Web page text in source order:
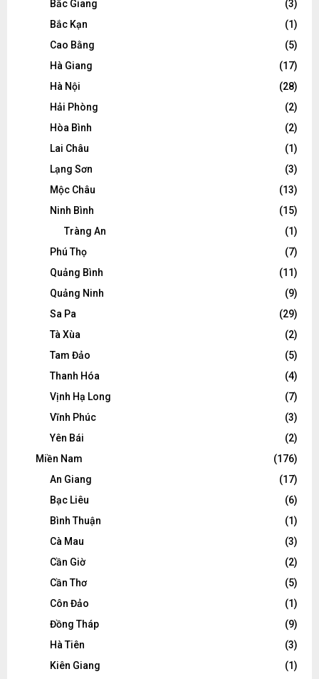
Bắc Giang
(3)
Bắc Kạn
(1)
Cao Bằng
(5)
Hà Giang
(17)
Hà Nội
(28)
Hải Phòng
(2)
Hòa Bình
(2)
Lai Châu
(1)
Lạng Sơn
(3)
Mộc Châu
(13)
Ninh Bình
(15)
Tràng An
(1)
Phú Thọ
(7)
Quảng Bình
(11)
Quảng Ninh
(9)
Sa Pa
(29)
Tà Xùa
(2)
Tam Đảo
(5)
Thanh Hóa
(4)
Vịnh Hạ Long
(7)
Vĩnh Phúc
(3)
Yên Bái
(2)
Miền Nam
(176)
An Giang
(17)
Bạc Liêu
(6)
Bình Thuận
(1)
Cà Mau
(3)
Cần Giờ
(2)
Cần Thơ
(5)
Côn Đảo
(1)
Đồng Tháp
(9)
Hà Tiên
(3)
Kiên Giang
(1)